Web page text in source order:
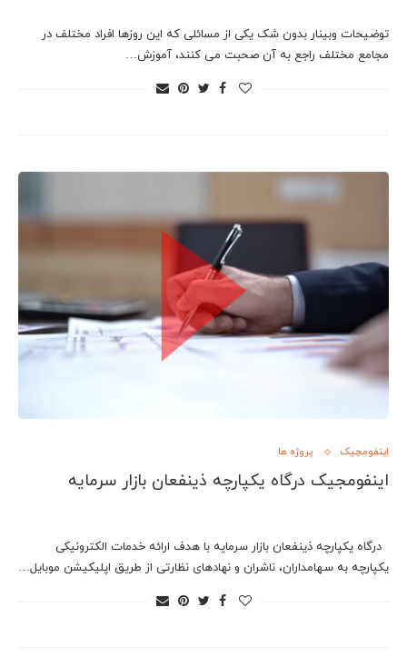
توضیحات وبینار بدون شک یکی از مسائلی که این روزها افراد مختلف در
مجامع مختلف راجع به آن صحبت می کنند، آموزش…
اینفومجیک پروژه ها
اینفومجیک درگاه یکپارچه ذینفعان بازار سرمایه
درگاه یکپارچه ذینفعان بازار سرمایه با هدف ارائه خدمات الکترونیکی
يكپارچه به سهامداران، ناشران و نهادهای نظارتی از طریق اپلیکیشن موبایل…